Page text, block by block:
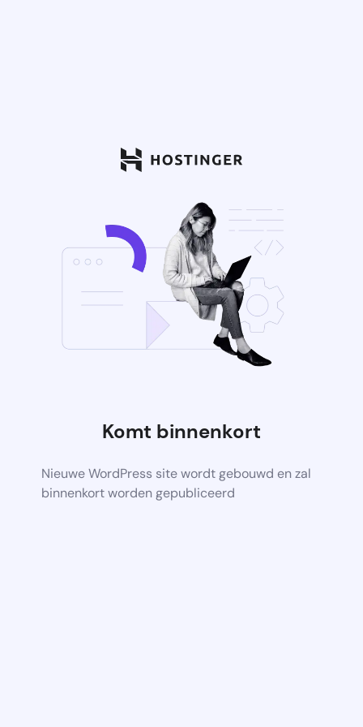
Komt binnenkort
Nieuwe WordPress site wordt gebouwd en zal
binnenkort worden gepubliceerd